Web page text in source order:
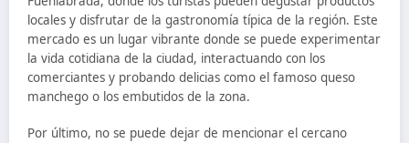
locales y disfrutar de la gastronomía típica de la región. Este
mercado es un lugar vibrante donde se puede experimentar
la vida cotidiana de la ciudad, interactuando con los
comerciantes y probando delicias como el famoso queso
manchego o los embutidos de la zona.
Por último, no se puede dejar de mencionar el cercano